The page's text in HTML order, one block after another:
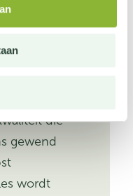
die
gewend
wordt